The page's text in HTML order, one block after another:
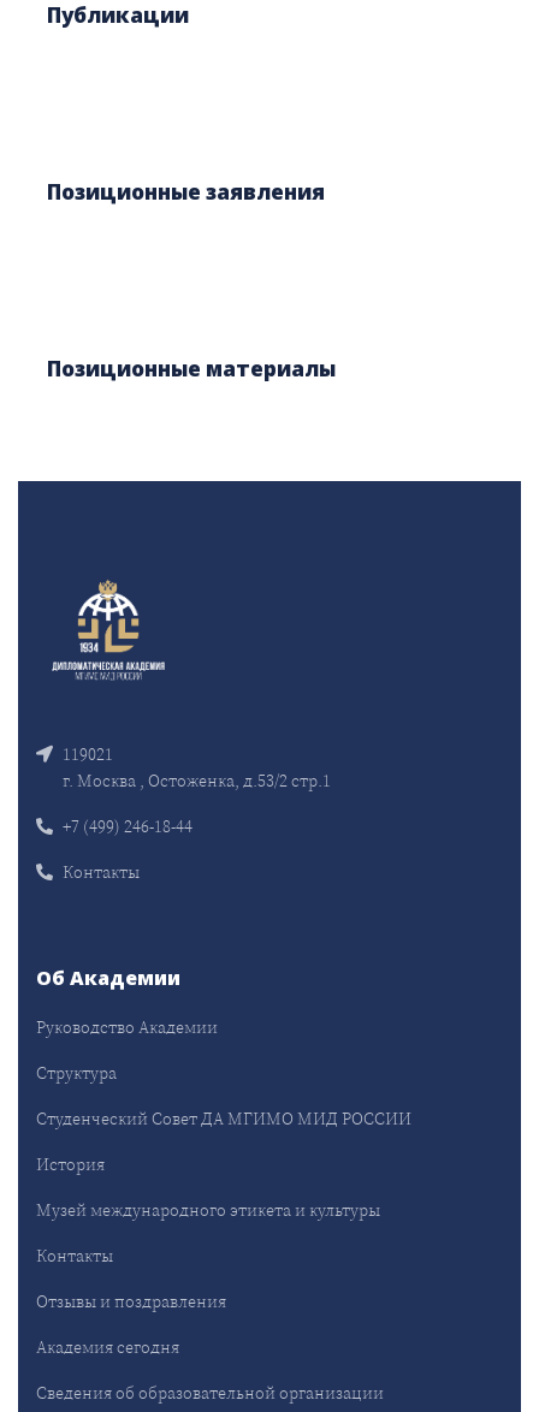
Публикации
Позиционные заявления
Позиционные материалы
119021
г. Москва , Остоженка, д.53/2 стр.1
+7 (499) 246-18-44
Контакты
Об Академии
Руководство Академии
Структура
Студенческий Совет ДА МГИМО МИД РОССИИ
История
Музей международного этикета и культуры
Контакты
Отзывы и поздравления
Академия сегодня
Сведения об образовательной организации